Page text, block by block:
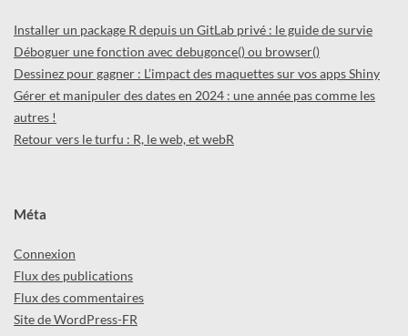
Installer un package R depuis un GitLab privé : le guide de survie
Déboguer une fonction avec debugonce() ou browser()
Dessinez pour gagner : L’impact des maquettes sur vos apps Shiny
Gérer et manipuler des dates en 2024 : une année pas comme les
autres !
Retour vers le turfu : R, le web, et webR
Méta
Connexion
Flux des publications
Flux des commentaires
Site de WordPress-FR